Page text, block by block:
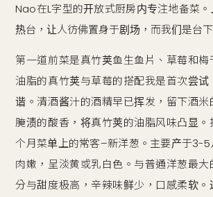
Nao在L字型的开放式厨房内专注地备菜
热台，让人彷佛置身于剧场，而我们是台
第一道前菜是真竹荚鱼生鱼片、草莓和
油脂的真竹荚与草莓的搭配我是首次尝
谐。清酒酱汁的酒精早已挥发，留下酒
腌渍的酸香，将真竹荚的油脂风味凸显
个月菜单上的常客–新洋葱。主要产于3-
肉嫩，呈淡黄或乳白色。与普通洋葱最
分与甜度极高，辛辣味鲜少，口感柔软